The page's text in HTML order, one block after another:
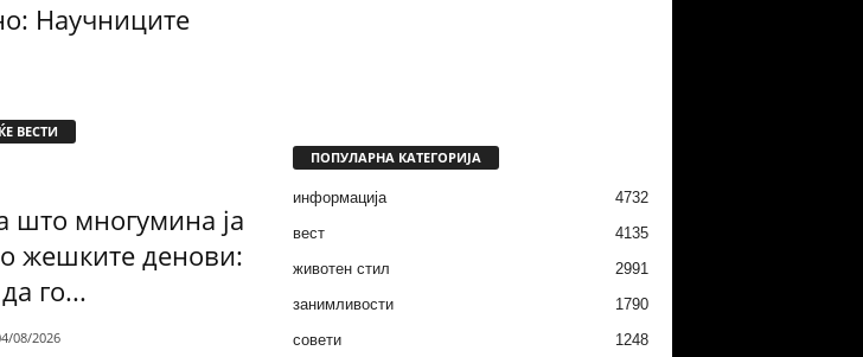
Научниците
ВЕСТИ
што многумина ја
жешките денови:
го...
08/2026
ПОПУЛАРНА КАТЕГОРИЈА
информација
4732
вест
4135
животен стил
2991
занимливости
1790
совети
1248